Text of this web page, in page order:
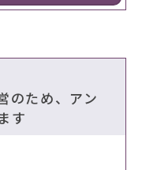
のため、アン
す